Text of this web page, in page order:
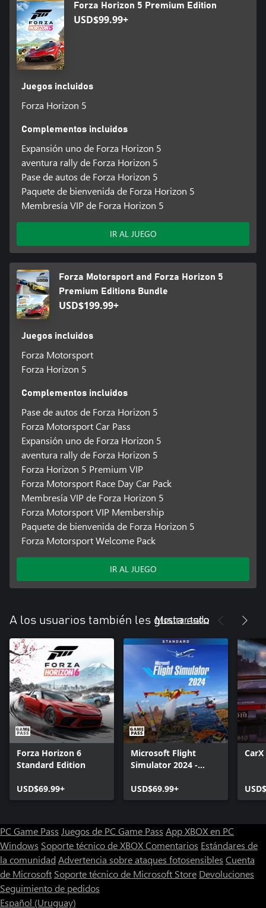
Forza Horizon 5 Premium Edition
USD$99.99+
Juegos incluidos
Forza Horizon 5
Complementos incluidos
Expansión uno de Forza Horizon 5
aventura rally de Forza Horizon 5
Pase de autos de Forza Horizon 5
Paquete de bienvenida de Forza Horizon 5
Membresía VIP de Forza Horizon 5
IR AL JUEGO
Forza Motorsport and Forza Horizon 5
Premium Editions Bundle
USD$199.99+
Juegos incluidos
Forza Motorsport
Forza Horizon 5
Complementos incluidos
Pase de autos de Forza Horizon 5
Forza Motorsport Car Pass
Expansión uno de Forza Horizon 5
aventura rally de Forza Horizon 5
Forza Horizon 5 Premium VIP
Forza Motorsport Race Day Car Pack
Membresía VIP de Forza Horizon 5
Forza Motorsport VIP Membership
Paquete de bienvenida de Forza Horizon 5
Forza Motorsport Welcome Pack
IR AL JUEGO
A los usuarios también les gusta esto
Mostrar todo
Forza Horizon 6
Standard Edition
USD$69.99+
Microsoft Flight
Simulator 2024 -
USD$69.99+
PC Game Pass Juegos de PC Game Pass App XBOX en PC
Windows Soporte técnico de XBOXComentarios Estándares de
la comunidad Advertencia sobre ataques fotosensibles Cuenta
de Microsoft Soporte técnico de Microsoft Store Devoluciones
Seguimiento de pedidos
Español (Uruguay)